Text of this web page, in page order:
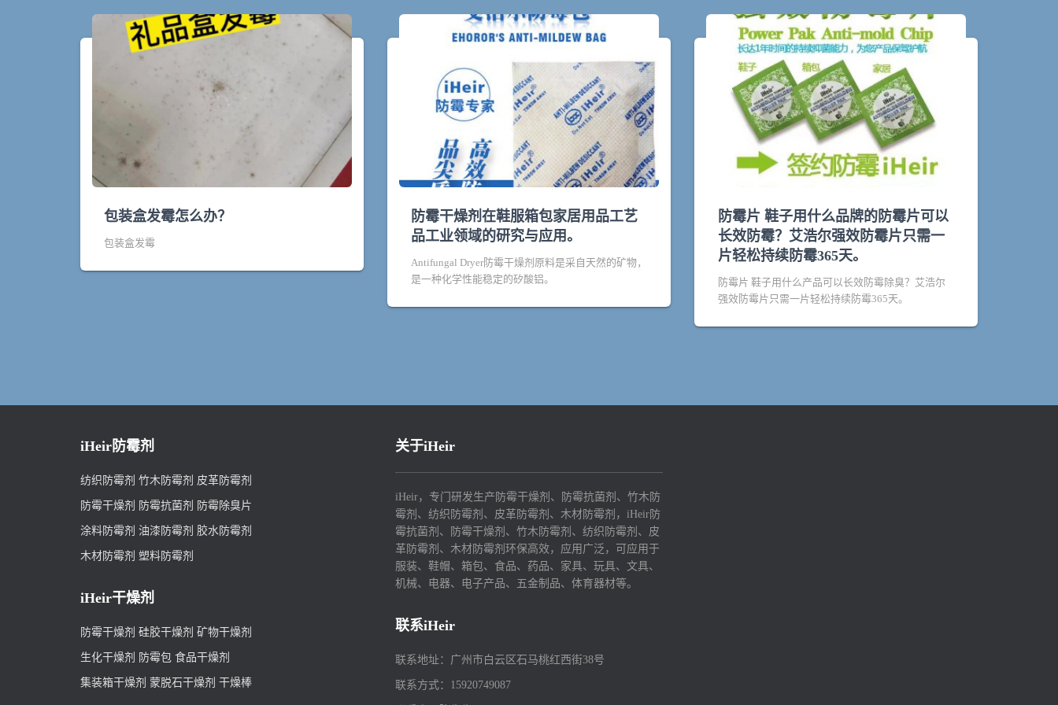
包装盒发霉怎么办？
包装盒发霉
防霉干燥剂在鞋服箱包家居用品工艺
品工业领域的研究与应用。
Antifungal Dryer防霉干燥剂原料是采自天然的矿物，
是一种化学性能稳定的矽酸铝。
防霉片 鞋子用什么品牌的防霉片可以
长效防霉？艾浩尔强效防霉片只需一
片轻松持续防霉365天。
防霉片 鞋子用什么产品可以长效防霉除臭？艾浩尔
强效防霉片只需一片轻松持续防霉365天。
iHeir防霉剂
纺织防霉剂 竹木防霉剂 皮革防霉剂
防霉干燥剂 防霉抗菌剂 防霉除臭片
涂料防霉剂 油漆防霉剂 胶水防霉剂
木材防霉剂 塑料防霉剂
iHeir干燥剂
防霉干燥剂 硅胶干燥剂 矿物干燥剂
生化干燥剂 防霉包 食品干燥剂
集装箱干燥剂 蒙脱石干燥剂 干燥棒
关于iHeir
iHeir，专门研发生产防霉干燥剂、防霉抗菌剂、竹木防
霉剂、纺织防霉剂、皮革防霉剂、木材防霉剂，iHeir防
霉抗菌剂、防霉干燥剂、竹木防霉剂、纺织防霉剂、皮
革防霉剂、木材防霉剂环保高效，应用广泛，可应用于
服装、鞋帽、箱包、食品、药品、家具、玩具、文具、
机械、电器、电子产品、五金制品、体育器材等。
联系iHeir
联系地址：广州市白云区石马桃红西街38号
联系方式：15920749087